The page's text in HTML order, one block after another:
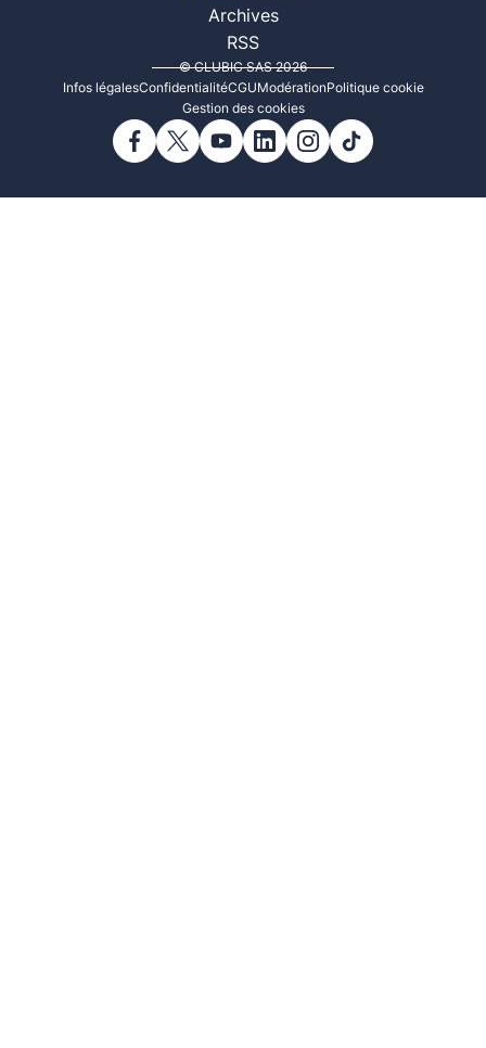
Archives
RSS
© CLUBIC SAS 2026
Infos légalesConfidentialitéCGUModérationPolitique cookie
Gestion des cookies